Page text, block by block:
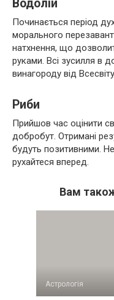
Водолій
Починається період
морального
натхнення, що
руками. Всі зусилля в
винагороду від
Риби
Прийшов час оцінити
добробут. Отримані
будуть позитивними.
рухайтеся вперед.
Вам
Астрологія